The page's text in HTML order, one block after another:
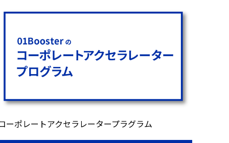
ーポレートアクセラレータープラグラム